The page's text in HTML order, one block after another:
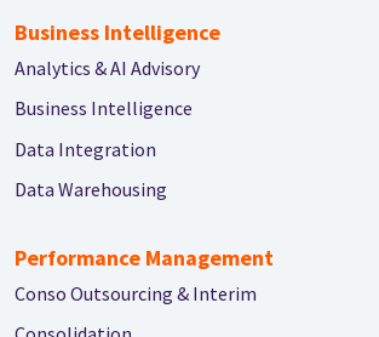
Business Intelligence
Analytics & AI Advisory
Business Intelligence
Data Integration
Data Warehousing
Performance Management
Conso Outsourcing & Interim